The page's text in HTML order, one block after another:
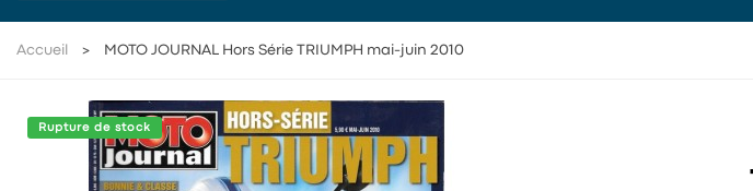
Accueil MOTO JOURNAL Hors Série TRIUMPH mai-juin 2010
Rupture de stock